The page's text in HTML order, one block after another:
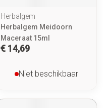
Herbalgem
Herbalgem Meidoorn
Maceraat 15ml
€ 14,69
Niet beschikbaar